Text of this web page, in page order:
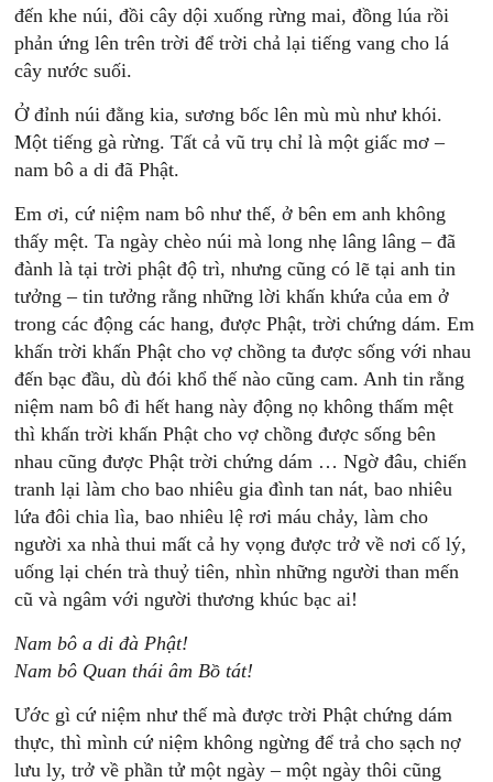
đến khe núi, đồi cây dội xuống rừng mai, đồng lúa rồi
phản ứng lên trên trời để trời chả lại tiếng vang cho lá
cây nước suối.
Ở đỉnh núi đằng kia, sương bốc lên mù mù như khói.
Một tiếng gà rừng. Tất cả vũ trụ chỉ là một giấc mơ –
nam bô a di đã Phật.
Em ơi, cứ niệm nam bô như thế, ở bên em anh không
thấy mệt. Ta ngày chèo núi mà long nhẹ lâng lâng – đã
đành là tại trời phật độ trì, nhưng cũng có lẽ tại anh tin
tưởng – tin tưởng rằng những lời khấn khứa của em ở
trong các động các hang, được Phật, trời chứng dám. Em
khấn trời khấn Phật cho vợ chồng ta được sống với nhau
đến bạc đầu, dù đói khổ thế nào cũng cam. Anh tin rằng
niệm nam bô đi hết hang này động nọ không thấm mệt
thì khấn trời khấn Phật cho vợ chồng được sống bên
nhau cũng được Phật trời chứng dám … Ngờ đâu, chiến
tranh lại làm cho bao nhiêu gia đình tan nát, bao nhiêu
lứa đôi chia lìa, bao nhiêu lệ rơi máu chảy, làm cho
người xa nhà thui mất cả hy vọng được trở về nơi cố lý,
uống lại chén trà thuỷ tiên, nhìn những người than mến
cũ và ngâm với người thương khúc bạc ai!
Nam bô a di đà Phật!
Nam bô Quan thái âm Bồ tát!
Ước gì cứ niệm như thế mà được trời Phật chứng dám
thực, thì mình cứ niệm không ngừng để trả cho sạch nợ
lưu ly, trở về phần tử một ngày – một ngày thôi cũng